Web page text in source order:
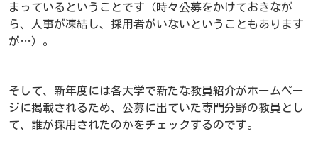
まっているということです（時々公募をかけておきなが
ら、人事が凍結し、採用者がいないということもあります
が…）。
そして、新年度には各大学で新たな教員紹介がホームペー
ジに掲載されるため、公募に出ていた専門分野の教員とし
て、誰が採用されたのかをチェックするのです。